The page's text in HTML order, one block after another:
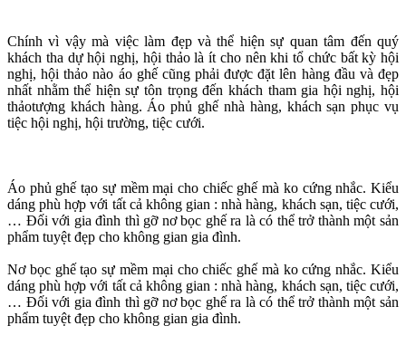
Chính vì vậy mà việc làm đẹp và thể hiện sự quan tâm đến quý
khách tha dự hội nghị, hội thảo là ít cho nên khi tổ chức bất kỳ hội
nghị, hội thảo nào áo ghế cũng phải được đặt lên hàng đầu và đẹp
nhất nhằm thể hiện sự tôn trọng đến khách tham gia hội nghị, hội
thảotượng khách hàng. Áo phủ ghế nhà hàng, khách sạn phục vụ
tiệc hội nghị, hội trường, tiệc cưới.
Áo phủ ghế tạo sự mềm mại cho chiếc ghế mà ko cứng nhắc. Kiểu
dáng phù hợp với tất cả không gian : nhà hàng, khách sạn, tiệc cưới,
… Đối với gia đình thì gỡ nơ bọc ghế ra là có thể trở thành một sản
phẩm tuyệt đẹp cho không gian gia đình.
Nơ bọc ghế tạo sự mềm mại cho chiếc ghế mà ko cứng nhắc. Kiểu
dáng phù hợp với tất cả không gian : nhà hàng, khách sạn, tiệc cưới,
… Đối với gia đình thì gỡ nơ bọc ghế ra là có thể trở thành một sản
phẩm tuyệt đẹp cho không gian gia đình.